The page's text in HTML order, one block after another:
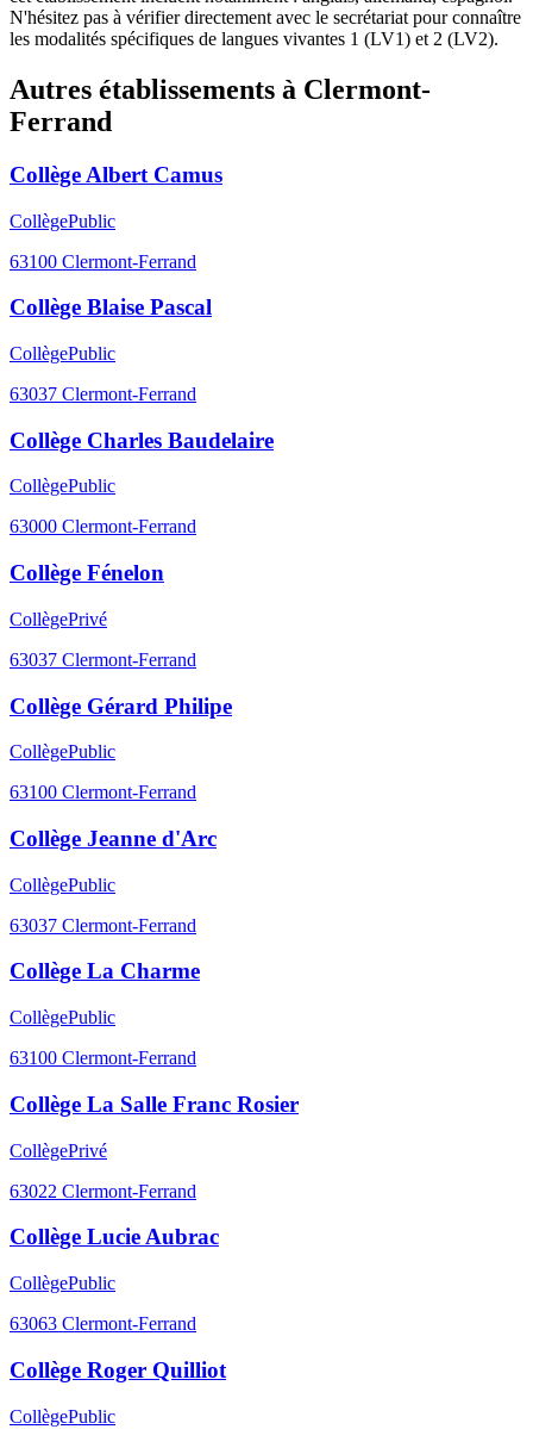
N'hésitez pas à vérifier directement avec le secrétariat pour connaître
les modalités spécifiques de langues vivantes 1 (LV1) et 2 (LV2).
Autres établissements à Clermont-
Ferrand
Collège Albert Camus
CollègePublic
63100 Clermont-Ferrand
Collège Blaise Pascal
CollègePublic
63037 Clermont-Ferrand
Collège Charles Baudelaire
CollègePublic
63000 Clermont-Ferrand
Collège Fénelon
CollègePrivé
63037 Clermont-Ferrand
Collège Gérard Philipe
CollègePublic
63100 Clermont-Ferrand
Collège Jeanne d'Arc
CollègePublic
63037 Clermont-Ferrand
Collège La Charme
CollègePublic
63100 Clermont-Ferrand
Collège La Salle Franc Rosier
CollègePrivé
63022 Clermont-Ferrand
Collège Lucie Aubrac
CollègePublic
63063 Clermont-Ferrand
Collège Roger Quilliot
CollègePublic